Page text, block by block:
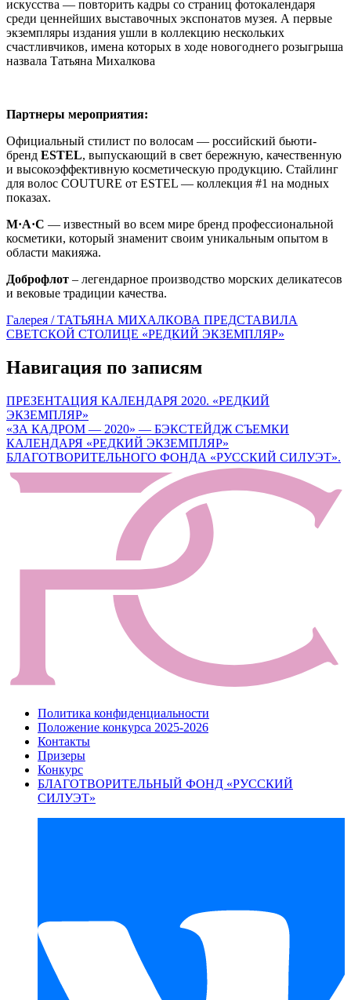
искусства — повторить кадры со страниц фотокалендаря
среди ценнейших выставочных экспонатов музея. А первые
экземпляры издания ушли в коллекцию нескольких
счастливчиков, имена которых в ходе новогоднего розыгрыша
назвала Татьяна Михалкова
Партнеры мероприятия:
Официальный стилист по волосам — российский бьюти-
бренд ESTEL, выпускающий в свет бережную, качественную
и высокоэффективную косметическую продукцию. Стайлинг
для волос COUTURE от ESTEL — коллекция #1 на модных
показах.
M·A·C — известный во всем мире бренд профессиональной
косметики, который знаменит своим уникальным опытом в
области макияжа.
Доброфлот – легендарное производство морских деликатесов
и вековые традиции качества.
Галерея / ТАТЬЯНА МИХАЛКОВА ПРЕДСТАВИЛА
СВЕТСКОЙ СТОЛИЦЕ «РЕДКИЙ ЭКЗЕМПЛЯР»
Навигация по записям
ПРЕЗЕНТАЦИЯ КАЛЕНДАРЯ 2020. «РЕДКИЙ
ЭКЗЕМПЛЯР»
«ЗА КАДРОМ — 2020» — БЭКСТЕЙДЖ СЪЕМКИ
КАЛЕНДАРЯ «РЕДКИЙ ЭКЗЕМПЛЯР»
БЛАГОТВОРИТЕЛЬНОГО ФОНДА «РУССКИЙ СИЛУЭТ».
Политика конфиденциальности
Положение конкурса 2025-2026
Контакты
Призеры
Конкурс
БЛАГОТВОРИТЕЛЬНЫЙ ФОНД «РУССКИЙ
СИЛУЭТ»